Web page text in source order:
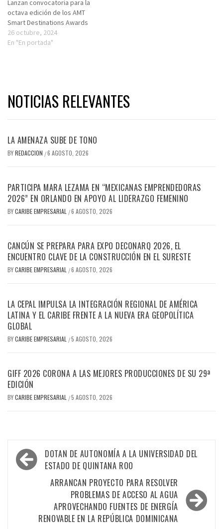
Lanzan convocatoria para la
octava edición de los AMT
Smart Destinations Awards
26 octubre, 2024
En "En portada"
NOTICIAS RELEVANTES
LA AMENAZA SUBE DE TONO
BYREDACCION /6 AGOSTO, 2026
PARTICIPA MARA LEZAMA EN “MEXICANAS EMPRENDEDORAS
2026” EN ORLANDO EN APOYO AL LIDERAZGO FEMENINO
BYCARIBE EMPRESARIAL /6 AGOSTO, 2026
CANCÚN SE PREPARA PARA EXPO DECONARQ 2026, EL
ENCUENTRO CLAVE DE LA CONSTRUCCIÓN EN EL SURESTE
BYCARIBE EMPRESARIAL /6 AGOSTO, 2026
LA CEPAL IMPULSA LA INTEGRACIÓN REGIONAL DE AMÉRICA
LATINA Y EL CARIBE FRENTE A LA NUEVA ERA GEOPOLÍTICA
GLOBAL
BYCARIBE EMPRESARIAL /5 AGOSTO, 2026
GIFF 2026 CORONA A LAS MEJORES PRODUCCIONES DE SU 29ª
EDICIÓN
BYCARIBE EMPRESARIAL /5 AGOSTO, 2026
Navegación
de
entradas
DOTAN DE AUTONOMÍA A LA UNIVERSIDAD DEL
ESTADO DE QUINTANA ROO
ARRANCAN PROYECTO PARA RESOLVER
PROBLEMAS DE ACCESO AL AGUA
APROVECHANDO FUENTES DE ENERGÍA
RENOVABLE EN LA REPÚBLICA DOMINICANA